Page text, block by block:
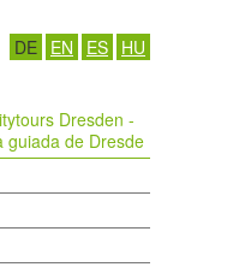
DE EN ES HU
Dresden -
guiada de Dresde